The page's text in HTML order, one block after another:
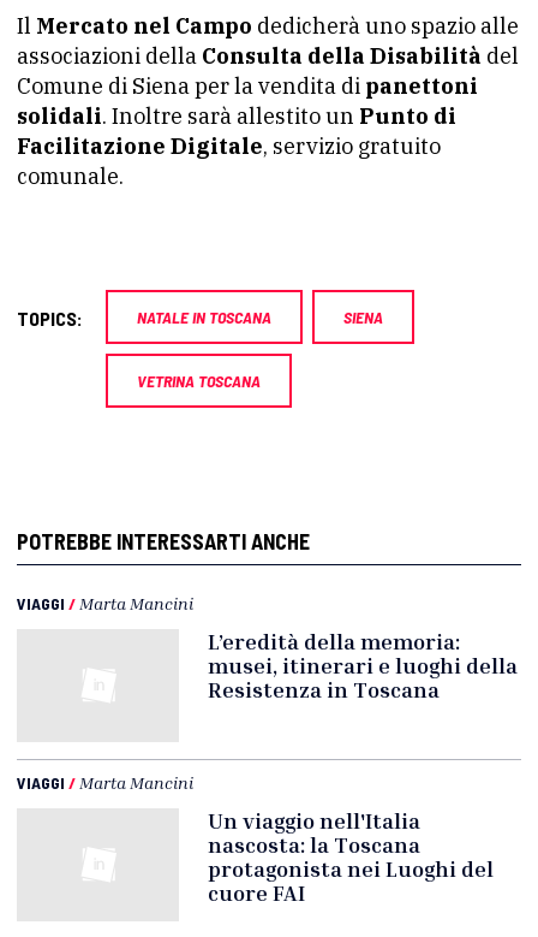
Il Mercato nel Campo dedicherà uno spazio alle
associazioni della Consulta della Disabilità del
Comune di Siena per la vendita di panettoni
solidali. Inoltre sarà allestito un Punto di
Facilitazione Digitale, servizio gratuito
comunale.
TOPICS: NATALE IN TOSCANA SIENA
VETRINA TOSCANA
POTREBBE INTERESSARTI ANCHE
VIAGGI / Marta Mancini
L’eredità della memoria:
musei, itinerari e luoghi della
Resistenza in Toscana
VIAGGI / Marta Mancini
Un viaggio nell'Italia
nascosta: la Toscana
protagonista nei Luoghi del
cuore FAI